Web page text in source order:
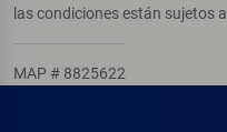
las condiciones están sujetos
MAP # 8825622